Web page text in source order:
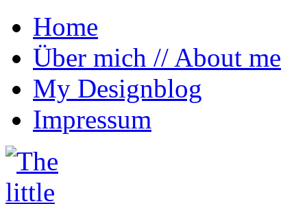
Home
Über mich // About me
My Designblog
Impressum
The little Things
~ Reiseblog von Anna Morena über